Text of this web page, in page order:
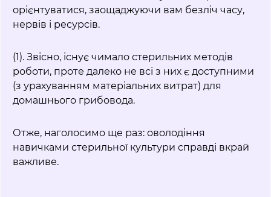
орієнтуватися, заощаджуючи вам безліч часу,
нервів і ресурсів.
(1). Звісно, існує чимало стерильних методів
роботи, проте далеко не всі з них є доступними
(з урахуванням матеріальних витрат) для
домашнього грибовода.
Отже, наголосимо ще раз: оволодіння
навичками стерильної культури справді вкрай
важливе.